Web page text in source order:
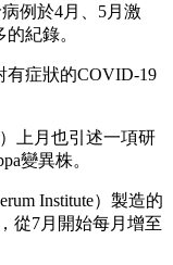
例於4月、5月激
紀錄。
有症狀的COVID-19
上月也引述一項研
變異株。
Institute）製造的
從7月開始每月增至